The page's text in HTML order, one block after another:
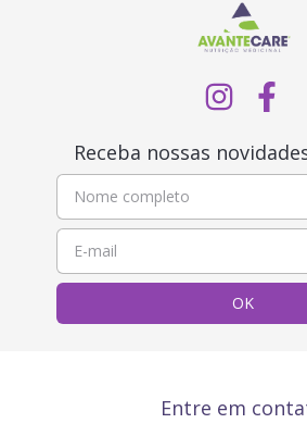
Receba nossas
Entre em